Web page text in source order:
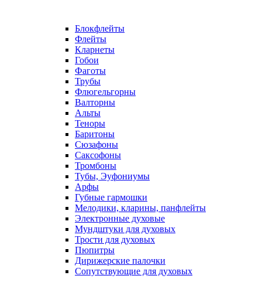
Блокфлейты
Флейты
Кларнеты
Гобои
Фаготы
Трубы
Флюгельгорны
Валторны
Альты
Теноры
Баритоны
Сюзафоны
Саксофоны
Тромбоны
Тубы, Эуфониумы
Арфы
Губные гармошки
Мелодики, кларины, панфлейты
Электронные духовые
Мундштуки для духовых
Трости для духовых
Пюпитры
Дирижерские палочки
Сопутствующие для духовых